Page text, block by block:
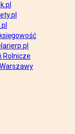
Rolnicze